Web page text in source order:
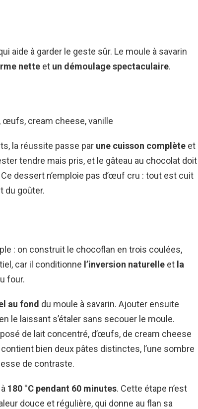
aide à garder le geste sûr. Le moule à savarin
nette et un démoulage spectaculaire.
œufs, cream cheese, vanille
la réussite passe par une cuisson complète et
tendre mais pris, et le gâteau au chocolat doit
dessert n’emploie pas d’œuf cru : tout est cuit
du goûter.
: on construit le chocoflan en trois coulées,
car il conditionne l’inversion naturelle et la
four.
au fond du moule à savarin. Ajouter ensuite
le laissant s’étaler sans secouer le moule.
de lait concentré, d’œufs, de cream cheese
bien deux pâtes distinctes, l’une sombre
de contraste.
180 °C pendant 60 minutes. Cette étape n’est
douce et régulière, qui donne au flan sa